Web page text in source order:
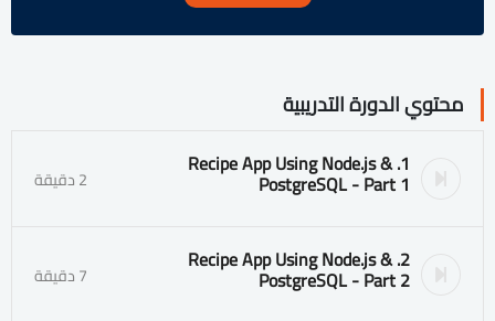
محتوي الدورة التدريبية
1. Recipe App Using Node.js &
PostgreSQL - Part 1 2 دقيقة
2. Recipe App Using Node.js &
PostgreSQL - Part 2 7 دقيقة